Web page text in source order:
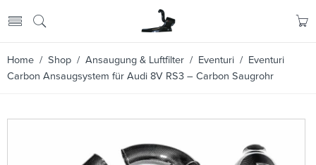
Home / Shop / Ansaugung & Luftfilter / Eventuri / Eventuri
Carbon Ansaugsystem für Audi 8V RS3 – Carbon Saugrohr